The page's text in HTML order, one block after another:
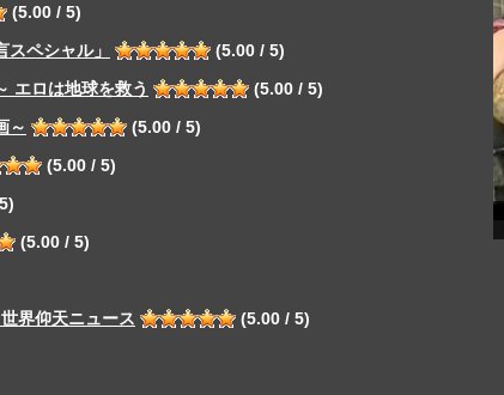
(5.00 / 5)
ペシャル」
(5.00 / 5)
エロは地球を救う
(5.00 / 5)
～
(5.00 / 5)
(5.00 / 5)
(5.00 / 5)
界仰天ニュース
(5.00 / 5)